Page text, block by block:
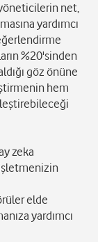
net,
yardımcı
%20'sinden
göz önüne
hem
zeka
elde
yardımcı